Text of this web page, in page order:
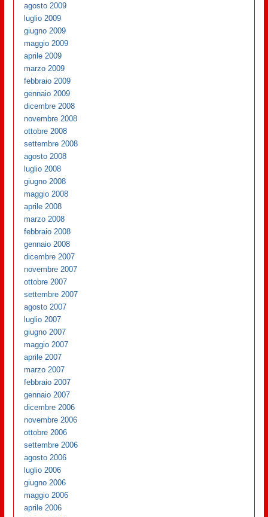
agosto 2009
luglio 2009
giugno 2009
maggio 2009
aprile 2009
marzo 2009
febbraio 2009
gennaio 2009
dicembre 2008
novembre 2008
ottobre 2008
settembre 2008
agosto 2008
luglio 2008
giugno 2008
maggio 2008
aprile 2008
marzo 2008
febbraio 2008
gennaio 2008
dicembre 2007
novembre 2007
ottobre 2007
settembre 2007
agosto 2007
luglio 2007
giugno 2007
maggio 2007
aprile 2007
marzo 2007
febbraio 2007
gennaio 2007
dicembre 2006
novembre 2006
ottobre 2006
settembre 2006
agosto 2006
luglio 2006
giugno 2006
maggio 2006
aprile 2006